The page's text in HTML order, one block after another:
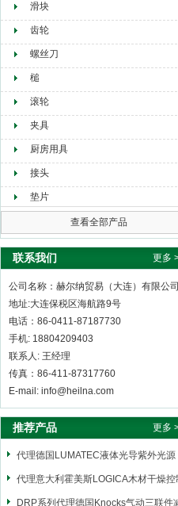
滑块
齿轮
螺丝刀
槌
滚轮
夹具
厨房用具
接头
垫片
查看全部产品
联系我们 更多
公司名称：赫尔纳贸易（大连）有限公司
地址:大连保税区海航路9号
电话：86-0411-87187730
手机: 18804209403
联系人: 王经理
传真：86-411-87317760
E-mail: info@heilna.com
推荐产品 更多
代理德国LUMATEC液体光导紫外光源
代理意大利霍美斯LOGICA木材干燥控
仪
DRP系列代理德国Knocks气动三联件